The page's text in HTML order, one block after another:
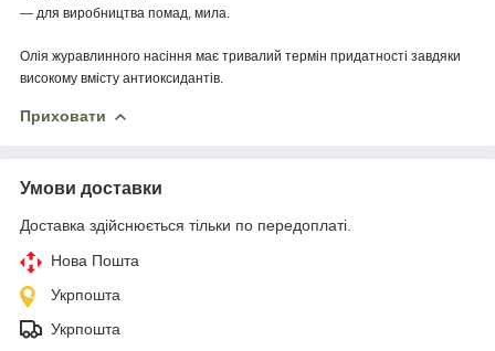
— для виробництва помад, мила.
Олія журавлинного насіння має тривалий термін придатності завдяки
високому вмісту антиоксидантів.
Приховати
Умови доставки
Доставка здійснюється тільки по передоплаті.
Нова Пошта
Укрпошта
Укрпошта